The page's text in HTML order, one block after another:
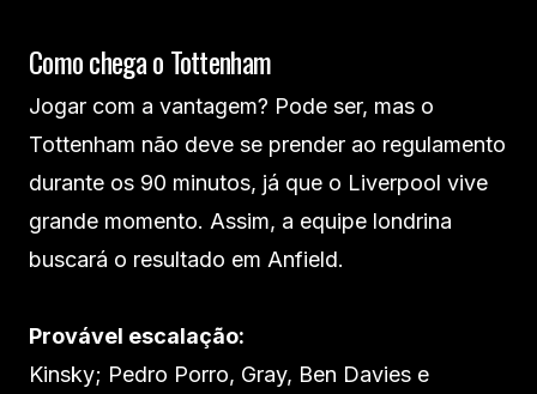
Como chega o Tottenham
Jogar com a vantagem? Pode ser, mas o
Tottenham não deve se prender ao regulamento
durante os 90 minutos, já que o Liverpool vive
grande momento. Assim, a equipe londrina
buscará o resultado em Anfield.
Provável escalação:
Kinsky; Pedro Porro, Gray, Ben Davies e